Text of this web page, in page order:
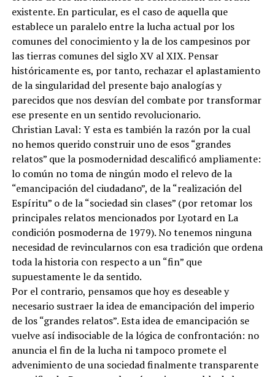
existente. En particular, es el caso de aquella que
establece un paralelo entre la lucha actual por los
comunes del conocimiento y la de los campesinos por
las tierras comunes del siglo XV al XIX. Pensar
históricamente es, por tanto, rechazar el aplastamiento
de la singularidad del presente bajo analogías y
parecidos que nos desvían del combate por transformar
ese presente en un sentido revolucionario.
Christian Laval: Y esta es también la razón por la cual
no hemos querido construir uno de esos “grandes
relatos” que la posmodernidad descalificó ampliamente:
lo común no toma de ningún modo el relevo de la
“emancipación del ciudadano”, de la “realización del
Espíritu” o de la “sociedad sin clases” (por retomar los
principales relatos mencionados por Lyotard en La
condición posmoderna de 1979). No tenemos ninguna
necesidad de revincularnos con esa tradición que ordena
toda la historia con respecto a un “fin” que
supuestamente le da sentido.
Por el contrario, pensamos que hoy es deseable y
necesario sustraer la idea de emancipación del imperio
de los “grandes relatos”. Esta idea de emancipación se
vuelve así indisociable de la lógica de confrontación: no
anuncia el fin de la lucha ni tampoco promete el
advenimiento de una sociedad finalmente transparente